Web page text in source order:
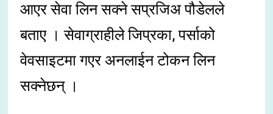
आएर सेवा लिन सक्ने सप्रजिअ पौडेलले
बताए । सेवाग्राहीले जिप्रका, पर्साको
वेवसाइटमा गएर अनलाईन टोकन लिन
सक्नेछन् ।